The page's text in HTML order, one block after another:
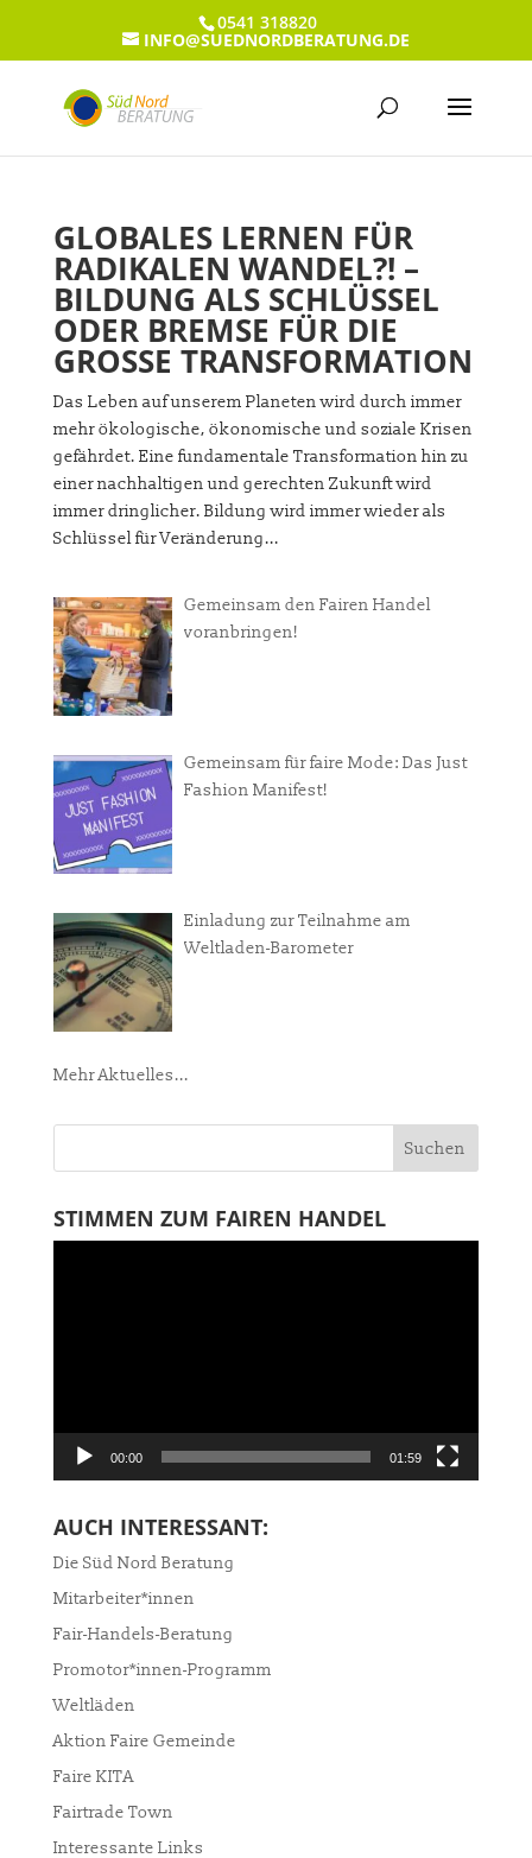
0541 318820
INFO@SUEDNORDBERATUNG.DE
GLOBALES LERNEN FÜR
RADIKALEN WANDEL?! –
BILDUNG ALS SCHLÜSSEL
ODER BREMSE FÜR DIE
GROSSE TRANSFORMATION
Das Leben auf unserem Planeten wird durch immer
mehr ökologische, ökonomische und soziale Krisen
gefährdet. Eine fundamentale Transformation hin zu
einer nachhaltigen und gerechten Zukunft wird
immer dringlicher. Bildung wird immer wieder als
Schlüssel für Veränderung...
Gemeinsam den Fairen Handel
voranbringen!
Gemeinsam für faire Mode: Das Just
Fashion Manifest!
Einladung zur Teilnahme am
Weltladen-Barometer
Mehr Aktuelles...
STIMMEN ZUM FAIREN HANDEL
00:00 01:59
AUCH INTERESSANT:
Die Süd Nord Beratung
Mitarbeiter*innen
Fair-Handels-Beratung
Promotor*innen-Programm
Weltläden
Aktion Faire Gemeinde
Faire KITA
Fairtrade Town
Interessante Links